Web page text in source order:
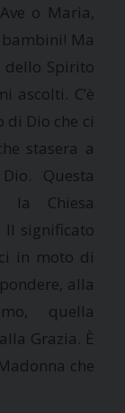
o Maria,
bambini! Ma
dello Spirito
ascolti. C’è
di Dio che ci
stasera a
Questa
la Chiesa
Il significato
in moto di
alla
quella
Grazia. È
che